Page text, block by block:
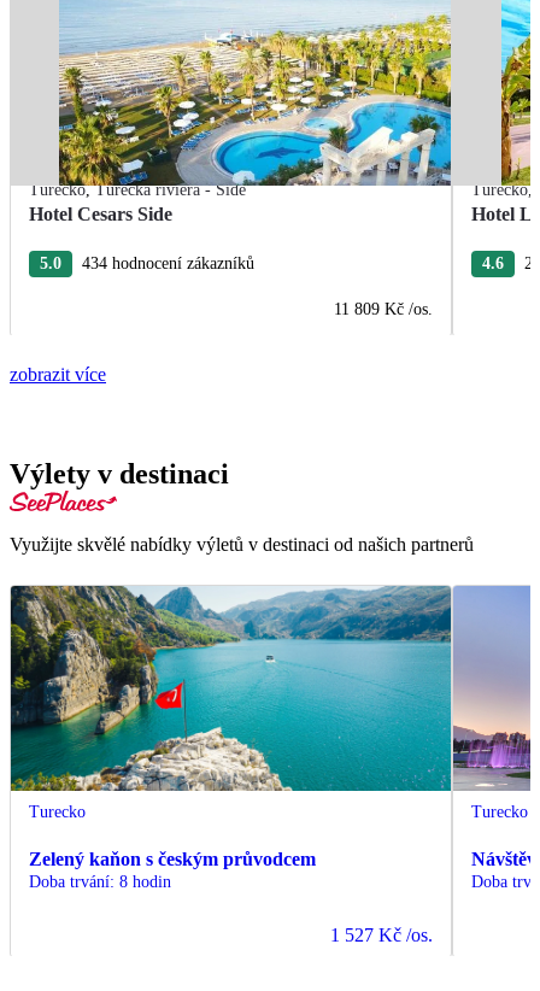
Turecko,Turecká riviéra - Side
Hotel Cesars Side
5.0 434 hodnocení zákazníků
11 809 Kč /os.
Turecko,
Hotel
4.6
zobrazit více
Výlety v destinaci
Využijte skvělé nabídky výletů v destinaci od našich partnerů
Turecko
Zelený kaňon s českým průvodcem
Doba trvání: 8 hodin
1 527 Kč /os.
Turecko
Doba